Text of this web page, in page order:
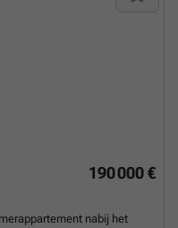
190 000 €
nabij het